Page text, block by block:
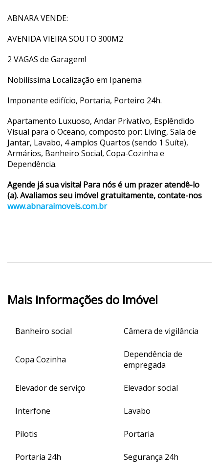
ABNARA VENDE:
AVENIDA VIEIRA SOUTO 300M2
2 VAGAS de Garagem!
Nobilíssima Localização em Ipanema
Imponente edifício, Portaria, Porteiro 24h.
Apartamento Luxuoso, Andar Privativo, Esplêndido
Visual para o Oceano, composto por: Living, Sala de
Jantar, Lavabo, 4 amplos Quartos (sendo 1 Suíte),
Armários, Banheiro Social, Copa-Cozinha e
Dependência.
Agende já sua visita! Para nós é um prazer atendê-lo
(a). Avaliamos seu imóvel gratuitamente, contate-nos
www.abnaraimoveis.com.br
Mais informações do Imóvel
Banheiro social Câmera de vigilância
Copa Cozinha
Dependência de
empregada
Elevador de serviço Elevador social
Interfone Lavabo
Pilotis Portaria
Portaria 24h Segurança 24h